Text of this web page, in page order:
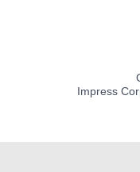
Impress